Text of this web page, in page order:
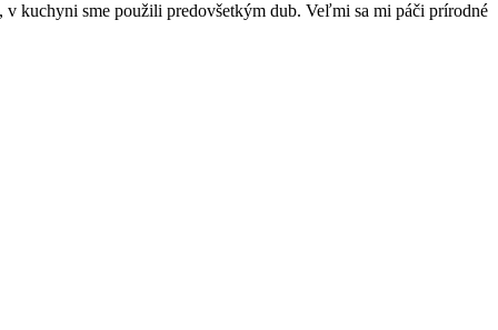
kuchyni sme použili predovšetkým dub. Veľmi sa mi páči prírodné